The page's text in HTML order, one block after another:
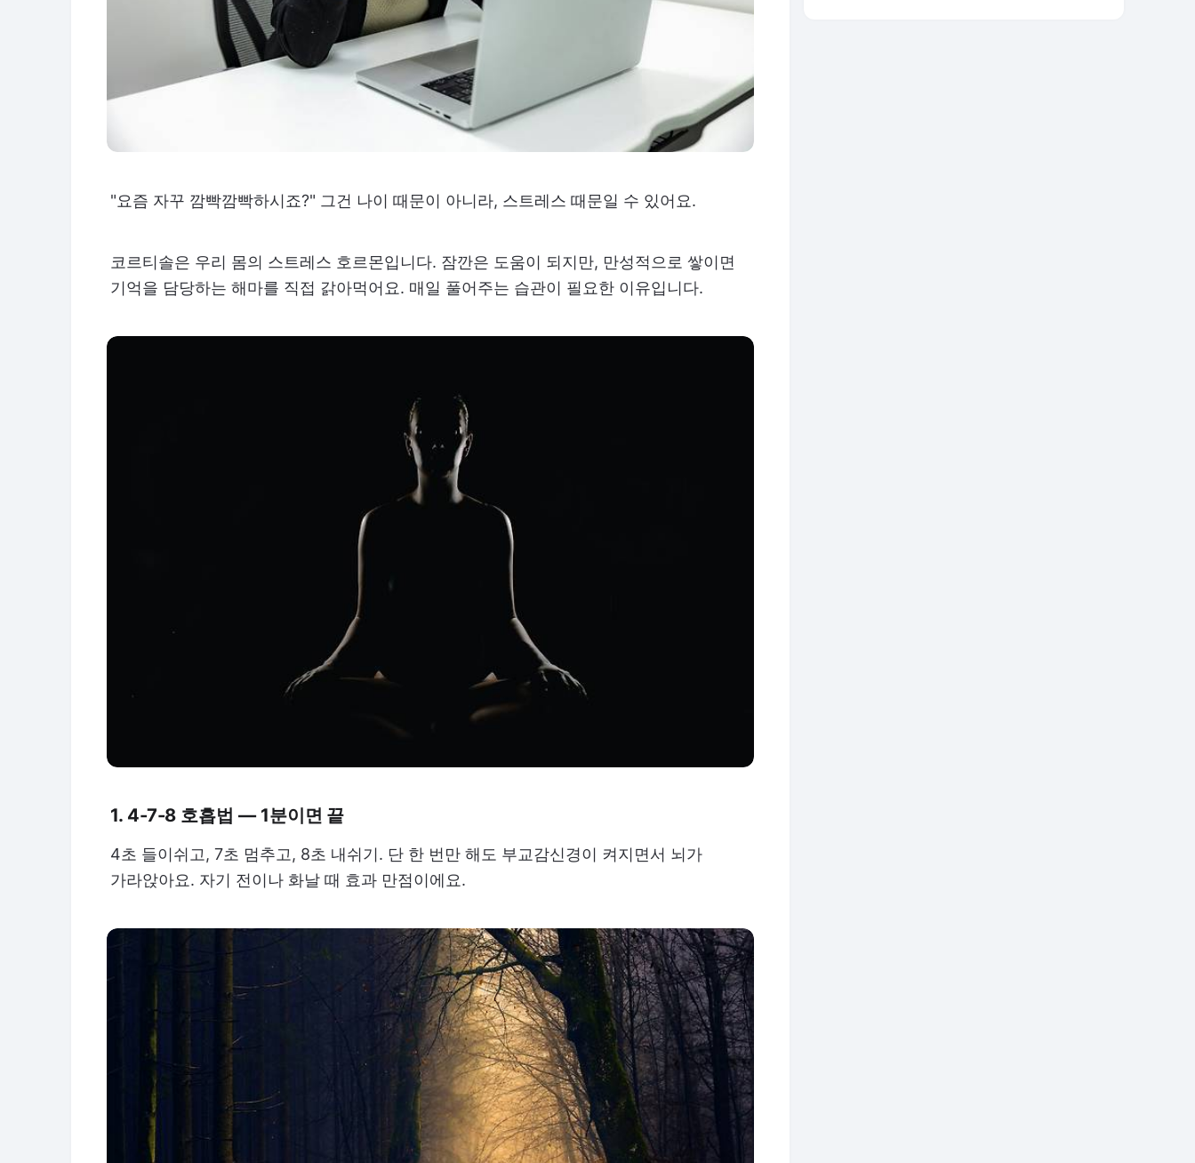
"요즘 자꾸 깜빡깜빡하시죠?" 그건 나이 때문이 아니라, 스트레스 때문일 수 있어요.
코르티솔은 우리 몸의 스트레스 호르몬입니다. 잠깐은 도움이 되지만, 만성적으로 쌓이면
기억을 담당하는 해마를 직접 갉아먹어요. 매일 풀어주는 습관이 필요한 이유입니다.
1. 4-7-8 호흡법 — 1분이면 끝
4초 들이쉬고, 7초 멈추고, 8초 내쉬기. 단 한 번만 해도 부교감신경이 켜지면서 뇌가
가라앉아요. 자기 전이나 화날 때 효과 만점이에요.